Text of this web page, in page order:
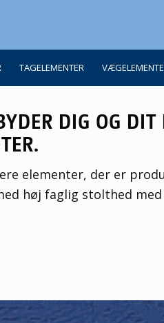
TAGELEMENTER
DIG OG DIT
elementer, der er
høj faglig stolthed med